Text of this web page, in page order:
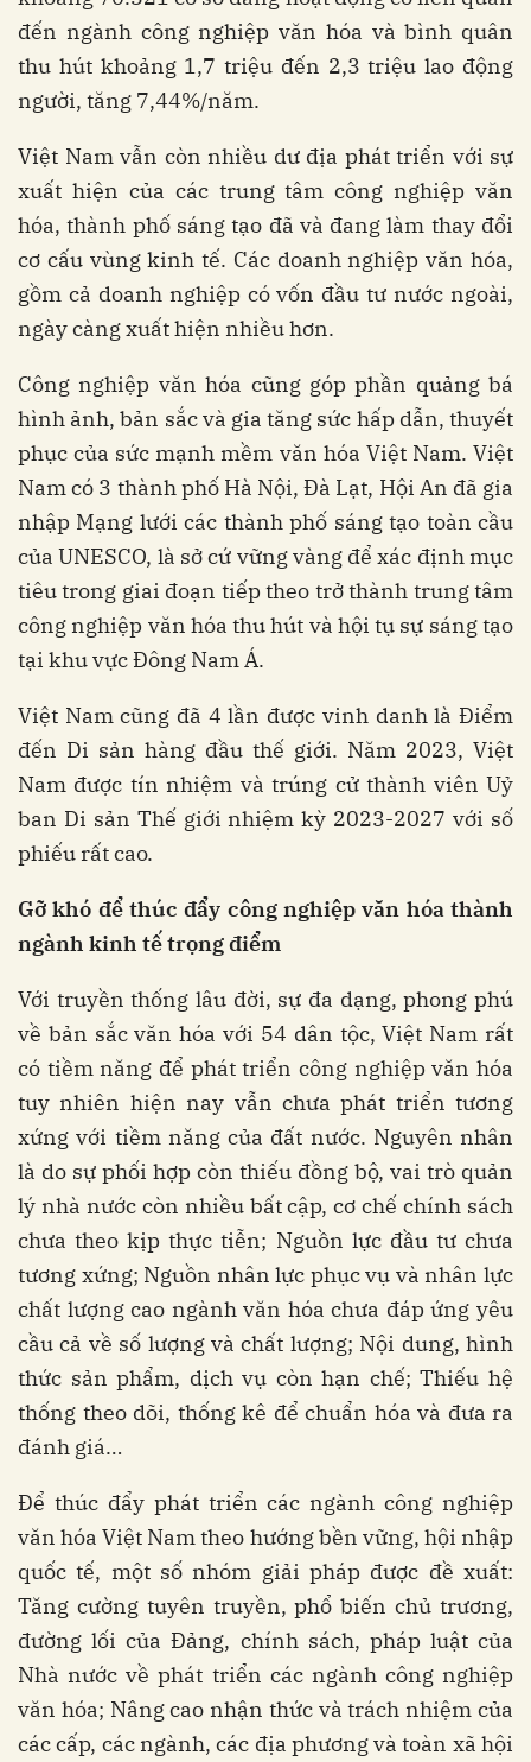
đến ngành công nghiệp văn hóa và bình quân
thu hút khoảng 1,7 triệu đến 2,3 triệu lao động
người, tăng 7,44%/năm.
Việt Nam vẫn còn nhiều dư địa phát triển với sự
xuất hiện của các trung tâm công nghiệp văn
hóa, thành phố sáng tạo đã và đang làm thay đổi
cơ cấu vùng kinh tế. Các doanh nghiệp văn hóa,
gồm cả doanh nghiệp có vốn đầu tư nước ngoài,
ngày càng xuất hiện nhiều hơn.
Công nghiệp văn hóa cũng góp phần quảng bá
hình ảnh, bản sắc và gia tăng sức hấp dẫn, thuyết
phục của sức mạnh mềm văn hóa Việt Nam. Việt
Nam có 3 thành phố Hà Nội, Đà Lạt, Hội An đã gia
nhập Mạng lưới các thành phố sáng tạo toàn cầu
của UNESCO, là sở cứ vững vàng để xác định mục
tiêu trong giai đoạn tiếp theo trở thành trung tâm
công nghiệp văn hóa thu hút và hội tụ sự sáng tạo
tại khu vực Đông Nam Á.
Việt Nam cũng đã 4 lần được vinh danh là Điểm
đến Di sản hàng đầu thế giới. Năm 2023, Việt
Nam được tín nhiệm và trúng cử thành viên Uỷ
ban Di sản Thế giới nhiệm kỳ 2023-2027 với số
phiếu rất cao.
Gỡ khó để thúc đẩy công nghiệp văn hóa thành
ngành kinh tế trọng điểm
Với truyền thống lâu đời, sự đa dạng, phong phú
về bản sắc văn hóa với 54 dân tộc, Việt Nam rất
có tiềm năng để phát triển công nghiệp văn hóa
tuy nhiên hiện nay vẫn chưa phát triển tương
xứng với tiềm năng của đất nước. Nguyên nhân
là do sự phối hợp còn thiếu đồng bộ, vai trò quản
lý nhà nước còn nhiều bất cập, cơ chế chính sách
chưa theo kịp thực tiễn; Nguồn lực đầu tư chưa
tương xứng; Nguồn nhân lực phục vụ và nhân lực
chất lượng cao ngành văn hóa chưa đáp ứng yêu
cầu cả về số lượng và chất lượng; Nội dung, hình
thức sản phẩm, dịch vụ còn hạn chế; Thiếu hệ
thống theo dõi, thống kê để chuẩn hóa và đưa ra
đánh giá…
Để thúc đẩy phát triển các ngành công nghiệp
văn hóa Việt Nam theo hướng bền vững, hội nhập
quốc tế, một số nhóm giải pháp được đề xuất:
Tăng cường tuyên truyền, phổ biến chủ trương,
đường lối của Đảng, chính sách, pháp luật của
Nhà nước về phát triển các ngành công nghiệp
văn hóa; Nâng cao nhận thức và trách nhiệm của
các cấp, các ngành, các địa phương và toàn xã hội